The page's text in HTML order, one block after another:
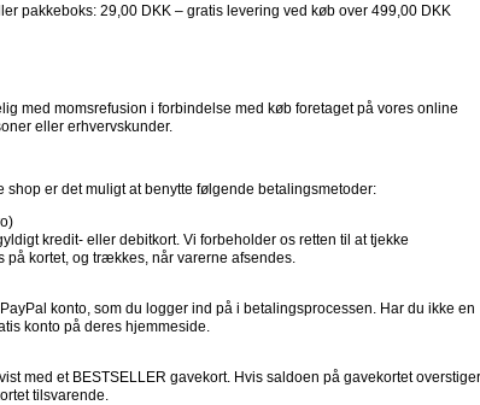
pakkeboks: 29,00 DKK – gratis levering ved køb over 499,00 DKK
med momsrefusion i forbindelse med køb foretaget på vores online
eller erhvervskunder.
er det muligt at benytte følgende betalingsmetoder:
på kortet, og trækkes, når varerne afsendes.
konto på deres hjemmeside.
tilsvarende.